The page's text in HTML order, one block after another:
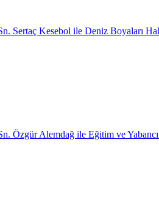
Sertaç Kesebol ile Deniz Boyaları
Özgür Alemdağ ile Eğitim ve